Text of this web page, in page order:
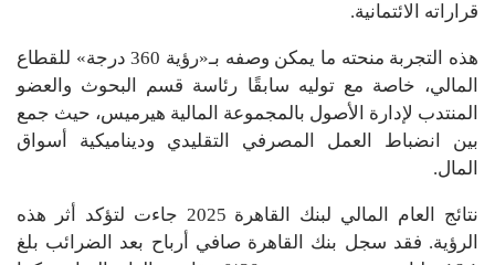
قراراته الائتمانية.
هذه التجربة منحته ما يمكن وصفه بـ«رؤية 360 درجة» للقطاع
المالي، خاصة مع توليه سابقًا رئاسة قسم البحوث والعضو
المنتدب لإدارة الأصول بالمجموعة المالية هيرميس، حيث جمع
بين انضباط العمل المصرفي التقليدي وديناميكية أسواق
المال.
نتائج العام المالي لبنك القاهرة 2025 جاءت لتؤكد أثر هذه
الرؤية. فقد سجل بنك القاهرة صافي أرباح بعد الضرائب بلغ